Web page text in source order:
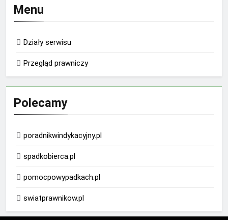
Menu
Działy serwisu
Przegląd prawniczy
Polecamy
poradnikwindykacyjny.pl
spadkobierca.pl
pomocpowypadkach.pl
swiatprawnikow.pl